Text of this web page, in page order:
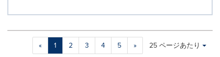
« 1 2 3 4 5 »
Making
a
Items per page:
25 ページあたり